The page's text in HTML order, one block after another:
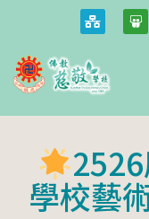
學校藝